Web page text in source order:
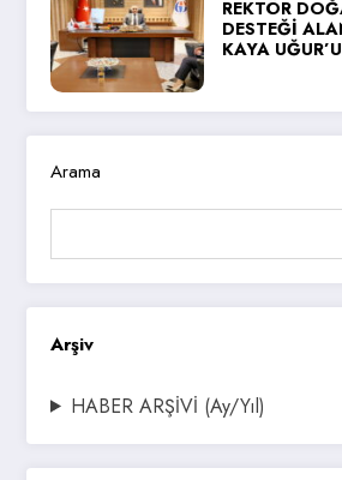
REKTÖR
DESTEĞİ
KAYA
Arama
Arşiv
HABER ARŞİVİ (Ay/Yıl)